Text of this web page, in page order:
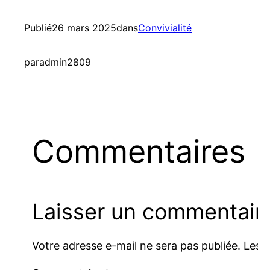
Publié26 mars 2025dansConvivialité
paradmin2809
Commentaires
Laisser un
Votre adresse e-mail ne sera pas publiée.